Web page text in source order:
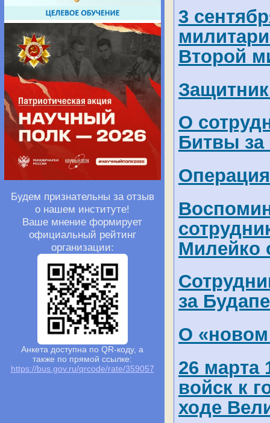
Будем признательны за отзыв
о нашем институте!
Ваше мнение формирует
официальный рейтинг
организации:
Анкета доступна по QR-коду, а
также по прямой ссылке:
https://bus.gov.ru/qrcode/rate/359057
3
Второй
О
Битвы за
Милейко
за
О «новом
26 марта
войск к
ходе